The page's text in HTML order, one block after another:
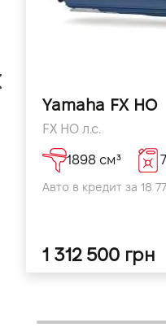
Yamaha FX HO
FX HO л.с.
1898 см³
Авто в кредит за 18
1 312 500 грн